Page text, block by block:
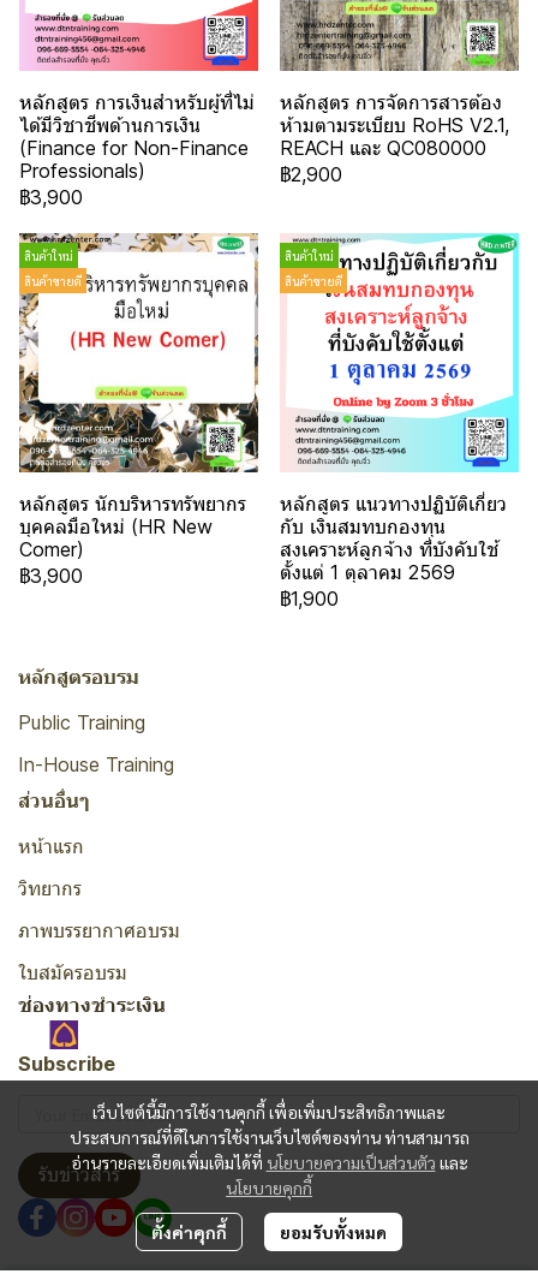
หลักสูตร การเงินสำหรับผู้ที่ไม่
ได้มีวิชาชีพด้านการเงิน
(Finance for Non-Finance
Professionals)
฿3,900
หลักสูตร การจัดการสารต้อง
ห้ามตามระเบียบ RoHS V2.1,
REACH และ QC080000
฿2,900
สินค้าใหม่
สินค้าขายดี
หลักสูตร นักบริหารทรัพยากร
บุคคลมือใหม่ (HR New
Comer)
฿3,900
สินค้าใหม่
สินค้าขายดี
หลักสูตร แนวทางปฏิบัติเกี่ยว
กับ เงินสมทบกองทุน
สงเคราะห์ลูกจ้าง ที่บังคับใช้
ตั้งแต่ 1 ตุลาคม 2569
฿1,900
เว็บไซต์นี้มีการใช้งานคุกกี้ เพื่อเพิ่มประสิทธิภาพและ
ประสบการณ์ที่ดีในการใช้งานเว็บไซต์ของท่าน ท่านสามารถ
อ่านรายละเอียดเพิ่มเติมได้ที่ นโยบายความเป็นส่วนตัว และ
นโยบายคุกกี้
ตั้งค่าคุกกี้ ยอมรับทั้งหมด
หลักสูตรอบรม
Public Training
In-House Training
ส่วนอื่นๆ
หน้าแรก
วิทยากร
ภาพบรรยากาศอบรม
ใบสมัครอบรม
ช่องทางชำระเงิน
Subscribe
รับข่าวสาร